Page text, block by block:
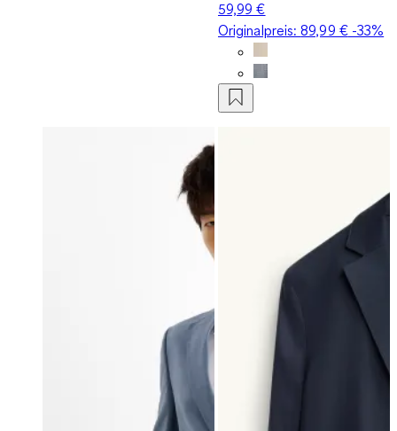
59,99 €
Originalpreis:89,99 €-33%